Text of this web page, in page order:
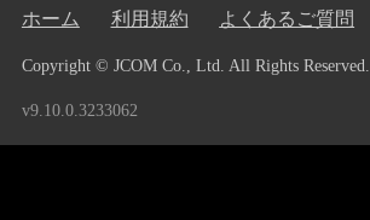
ホーム 利用規約 よくあるご質問
Copyright © JCOM Co., Ltd. All Rights Reserved.
v9.10.0.3233062